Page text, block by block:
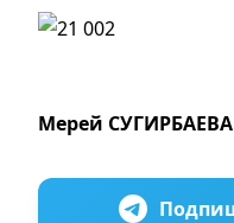
Мерей СУГИРБАЕВА